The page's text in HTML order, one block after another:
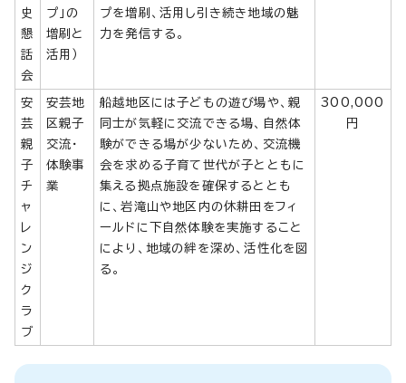
史
懇
話
会
プ」の
増刷と
活用）
プを増刷、活用し引き続き地域の魅
力を発信する。
安
芸
親
子
チ
ャ
レ
ン
ジ
ク
ラ
ブ
安芸地
区親子
交流・
体験事
業
船越地区には子どもの遊び場や、親
同士が気軽に交流できる場、自然体
験ができる場が少ないため、交流機
会を求める子育て世代が子とともに
集える拠点施設を確保するととも
に、岩滝山や地区内の休耕田をフィ
ールドに下自然体験を実施すること
により、地域の絆を深め、活性化を図
る。
300,000
円